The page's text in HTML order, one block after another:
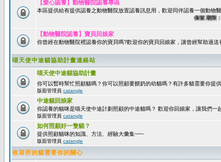
【愛心認養】動物醫院認養專區
本區提供給有提供認養之動物醫院放置認養訊息用，歡迎同伴認養一個動物
保留期限：60
【動物醫院認養】寶貝回娘家
你曾經在動物醫院裡認養你的寶貝嗎?歡迎你的寶貝回娘家，讓曾經幫助過
喵天使中途貓協助計畫連絡站
喵天使中途貓協助計畫
你可以暫時幫忙照顧貓嗎？你可以照顧要餵奶的幼貓嗎？有許多貓需要你提
版面管理員 catangle
中途貓回娘家
你認養的貓咪是喵天使中途計劃照顧的中途貓嗎？ 歡迎你回娘家，讓我們一
版面管理員 catangle
如何照顧好一隻貓？
提供照顧貓咪的知識、方法、經驗大彙集~~~
版面管理員 catangle
收容所的貓需要你的關心